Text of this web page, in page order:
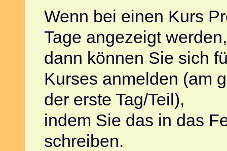
Wenn bei einen Kurs
Tage angezeigt werden,
dann können Sie sich
Kurses anmelden (am
der erste Tag/Teil),
indem Sie das in das
schreiben.